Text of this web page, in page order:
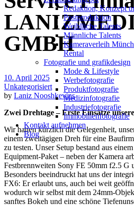
Redak­ti­on, Kon­zept
Post­pro­duk­ti­on
Weiblliche Talents
Männliche Talents
Kameraverleih
Rental
Fotografie und grafikdesign
Mode & Lifestyle
Werbefotografie
Produktfotografie
Medizinfotografie
Industriefotografie
Immobilienfotografie
Kontakt aufnehmen
Blog
GMBH
10. April 2025
Unkategorisiert
by Laniz Nooshkevins
Zwei Drehtage – Erste Einsätze
Wir hatten kürzlich die Gelegenheit,
einem zweitägigen Dreh für eine
zu testen. Unser Setup bestand aus
Equipment-Paket – neben der Kamera
Festbrennweiten Sony FE 50mm f2.5 G
Besonders beeindruckt hat uns der
FX6: Er erlaubt uns, auch bei weit
wodurch wir selbst mit dem 24mm-
sanftes Bokeh und eine schöne